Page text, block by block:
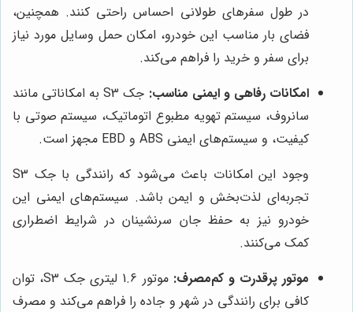
در طول سفرهای طولانی احساس راحتی کنند. همچنین،
فضای بار مناسب این خودرو، امکان حمل وسایل مورد نیاز
برای سفر و خرید را فراهم می‌کند.
امکانات رفاهی و ایمنی مناسب:
جک S3 به امکاناتی مانند
سانروف، سیستم تهویه مطبوع اتوماتیک، سیستم صوتی با
کیفیت، و سیستم‌های ایمنی ABS و EBD مجهز است.
وجود این امکانات باعث می‌شود که رانندگی با جک S3
تجربه‌ای لذت‌بخش و ایمن باشد. سیستم‌های ایمنی این
خودرو نیز به حفظ جان سرنشینان در شرایط اضطراری
کمک می‌کنند.
موتور پرقدرت و کم‌مصرف:
موتور 1.6 لیتری جک S3، توان
کافی برای رانندگی در شهر و جاده را فراهم می‌کند و مصرف